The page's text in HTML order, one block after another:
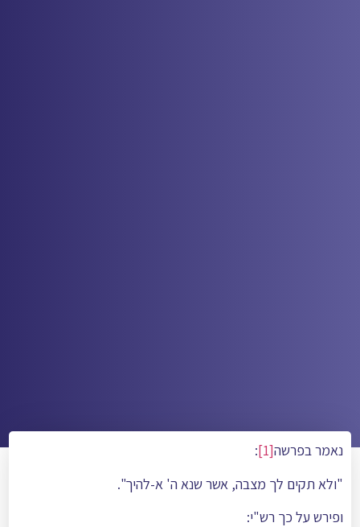
נאמר בפרשה[1]
:
"ולא תקים לך מצבה, אשר שנא ה' א-להיך".
ופירש על כך רש"י: